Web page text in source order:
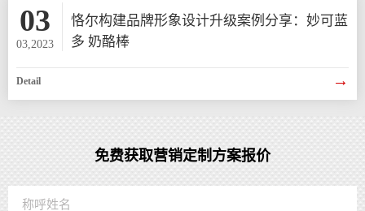
03
03,2023
恪尔构建品牌形象设计升级案例分享：妙可蓝
多 奶酪棒
Detail →
免费获取营销定制方案报价